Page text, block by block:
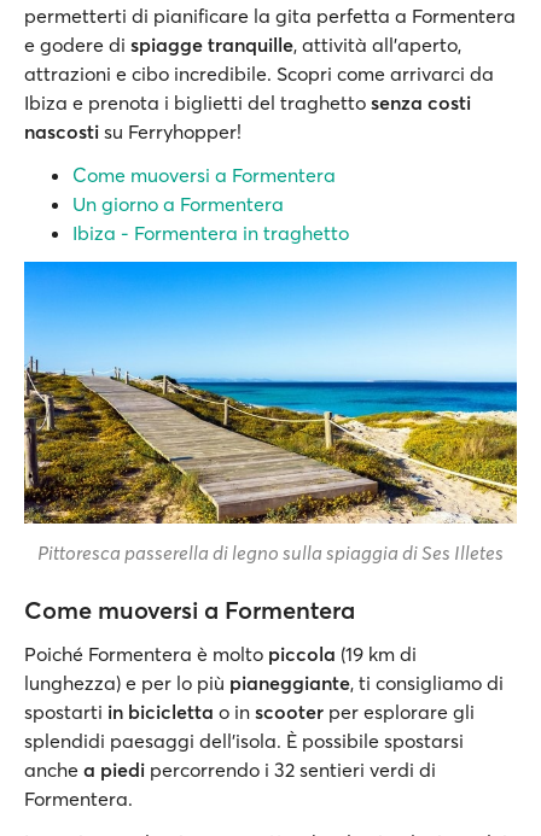
permetterti di pianificare la gita perfetta a Formentera
e godere di spiagge tranquille, attività all'aperto,
attrazioni e cibo incredibile. Scopri come arrivarci da
Ibiza e prenota i biglietti del traghetto senza costi
nascosti su Ferryhopper!
Come muoversi a Formentera
Un giorno a Formentera
Ibiza - Formentera in traghetto
Pittoresca passerella di legno sulla spiaggia di Ses Illetes
Come muoversi a Formentera
Poiché Formentera è molto piccola (19 km di
lunghezza) e per lo più pianeggiante, ti consigliamo di
spostarti in bicicletta o in scooter per esplorare gli
splendidi paesaggi dell'isola. È possibile spostarsi
anche a piedi percorrendo i 32 sentieri verdi di
Formentera.